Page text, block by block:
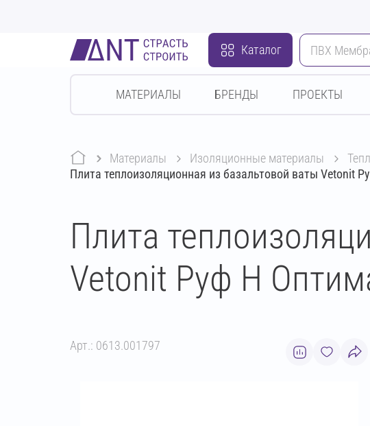
Каталог
МАТЕРИАЛЫ БРЕНДЫ ПРОЕКТЫ
Материалы изоляционные материалы
Плита теплоизоляционная из базальтовой ваты Vetonit
Плита
Vetonit Руф Н
Арт.: 0613.001797